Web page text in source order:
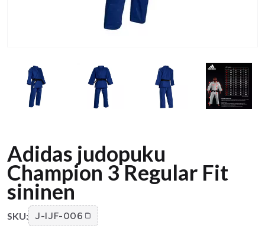
Adidas judopuku
Champion 3 Regular Fit
sininen
SKU: J-IJF-006